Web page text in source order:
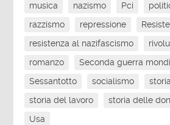
musica
nazismo Pci
razzismo
repressione
resistenza al nazifascismo
romanzo
Seconda guerra
Sessantotto
socialismo
storia
storia del lavoro
storia delle
Usa